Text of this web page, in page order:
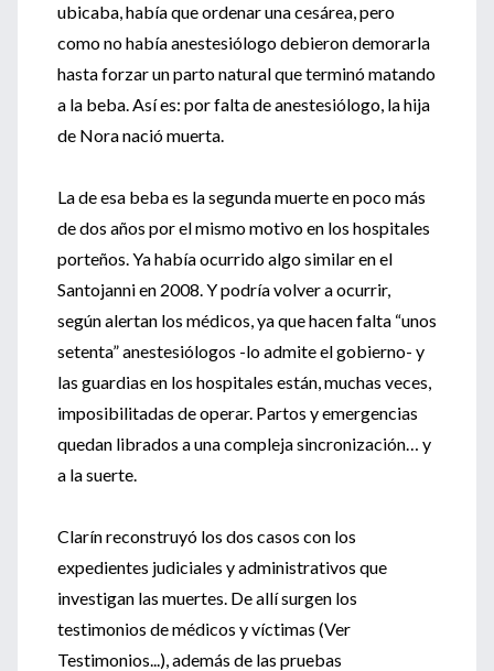
ubicaba, había que ordenar una cesárea, pero
como no había anestesiólogo debieron demorarla
hasta forzar un parto natural que terminó matando
a la beba. Así es: por falta de anestesiólogo, la hija
de Nora nació muerta.
La de esa beba es la segunda muerte en poco más
de dos años por el mismo motivo en los hospitales
porteños. Ya había ocurrido algo similar en el
Santojanni en 2008. Y podría volver a ocurrir,
según alertan los médicos, ya que hacen falta “unos
setenta” anestesiólogos -lo admite el gobierno- y
las guardias en los hospitales están, muchas veces,
imposibilitadas de operar. Partos y emergencias
quedan librados a una compleja sincronización… y
a la suerte.
Clarín reconstruyó los dos casos con los
expedientes judiciales y administrativos que
investigan las muertes. De allí surgen los
testimonios de médicos y víctimas (Ver
Testimonios...), además de las pruebas